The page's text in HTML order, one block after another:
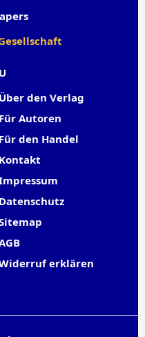
Über den Verlag
Für Autoren
Für den Handel
Kontakt
Datenschutz
erklären